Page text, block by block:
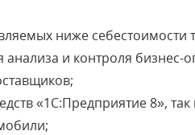
ниже себестоимости
и контроля бизнес-
«1С:Предприятие 8»,